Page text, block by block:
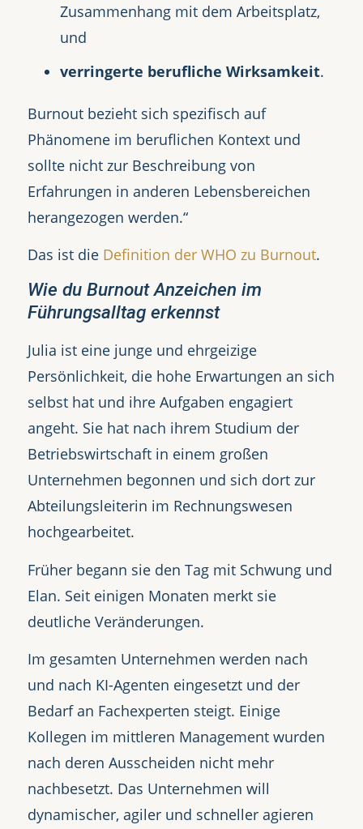
Zusammenhang mit dem Arbeitsplatz,
und
verringerte berufliche Wirksamkeit.
Burnout bezieht sich spezifisch auf
Phänomene im beruflichen Kontext und
sollte nicht zur Beschreibung von
Erfahrungen in anderen Lebensbereichen
herangezogen werden.“
Das ist die Definition der WHO zu Burnout.
Wie du Burnout Anzeichen im
Führungsalltag erkennst
Julia ist eine junge und ehrgeizige
Persönlichkeit, die hohe Erwartungen an sich
selbst hat und ihre Aufgaben engagiert
angeht. Sie hat nach ihrem Studium der
Betriebswirtschaft in einem großen
Unternehmen begonnen und sich dort zur
Abteilungsleiterin im Rechnungswesen
hochgearbeitet.
Früher begann sie den Tag mit Schwung und
Elan. Seit einigen Monaten merkt sie
deutliche Veränderungen.
Im gesamten Unternehmen werden nach
und nach KI-Agenten eingesetzt und der
Bedarf an Fachexperten steigt. Einige
Kollegen im mittleren Management wurden
nach deren Ausscheiden nicht mehr
nachbesetzt. Das Unternehmen will
dynamischer, agiler und schneller agieren